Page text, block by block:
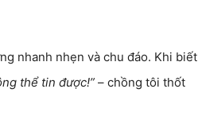
nhanh nhẹn và chu đáo. Khi biết
thể tin được!”– chồng tôi thốt